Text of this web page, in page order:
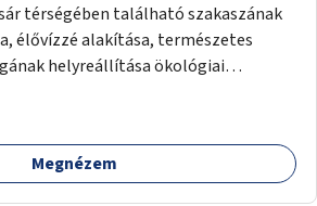
térségében található szakaszának
élővízzé alakítása, természetes
helyreállítása ökológiai
Megnézem